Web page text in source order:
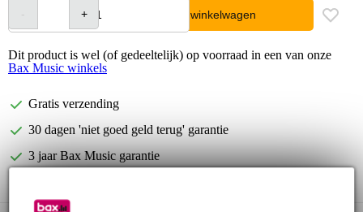
In winkelwagen
Dit product is wel (of gedeeltelijk) op voorraad in een van onze
Bax Music winkels
Gratis verzending
30 dagen 'niet goed geld terug' garantie
3 jaar Bax Music garantie